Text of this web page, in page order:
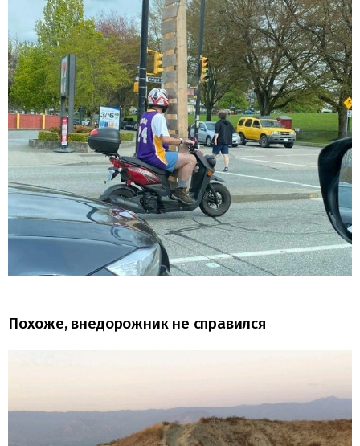
Похоже, внедорожник не справился